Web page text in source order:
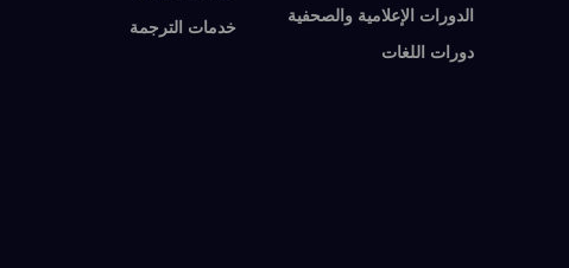
الدورات الإعلامية والصحفية
دورات اللغات
خدمات الترجمة